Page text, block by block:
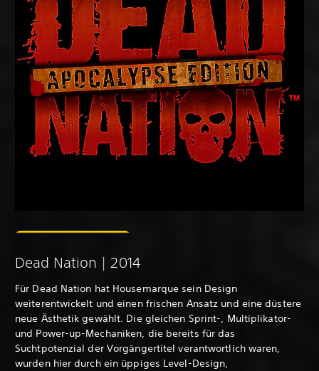
Dead Nation | 2014
Für Dead Nation hat Housemarque sein Design
weiterentwickelt und einen frischen Ansatz und eine düstere
neue Ästhetik gewählt. Die gleichen Sprint-, Multiplikator-
und Power-up-Mechaniken, die bereits für das
Suchtpotenzial der Vorgängertitel verantwortlich waren,
wurden hier durch ein üppiges Level-Design,